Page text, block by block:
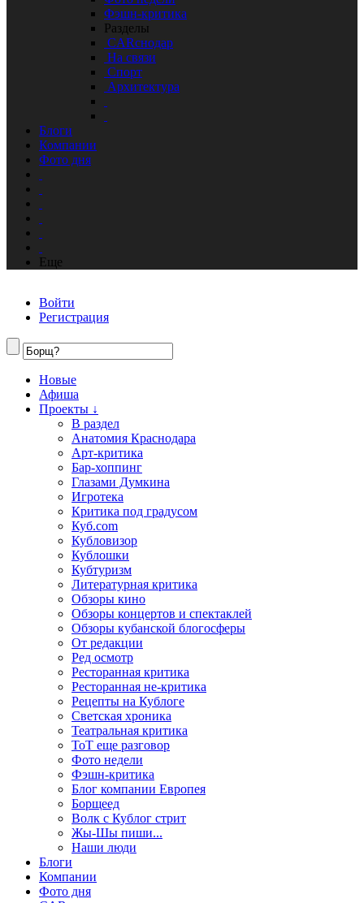
Фэшн-критика
Разделы
CARснодар
На связи
Спорт
Архитектура
Блоги
Компании
Фото дня
Еще
Войти
Регистрация
Новые
Афиша
Проекты ↓
В раздел
Анатомия Краснодара
Арт-критика
Бар-хоппинг
Глазами Думкина
Игротека
Критика под градусом
Куб.com
Кубловизор
Кублошки
Кубтуризм
Литературная критика
Обзоры кино
Обзоры концертов и спектаклей
Обзоры кубанской блогосферы
От редакции
Ред осмотр
Ресторанная критика
Ресторанная не-критика
Рецепты на Кублоге
Светская хроника
Театральная критика
ТоТ еще разговор
Фото недели
Фэшн-критика
Блог компании Европея
Борщеед
Волк с Кублог стрит
Жы-Шы пиши...
Наши люди
Блоги
Компании
Фото дня